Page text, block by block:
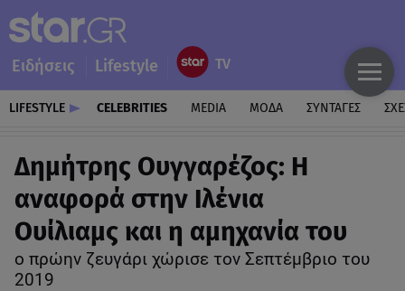
Ειδήσεις Lifestyle
LIFESTYLE CELEBRITIES MEDIA ΜΟΔΑ ΣΥΝΤΑΓΕΣ
Δημήτρης Ουγγαρέζος: Η
αναφορά στην Ιλένια
Ουίλιαμς και η αμηχανία του
ο πρώην ζευγάρι χώρισε τον Σεπτέμβριο του
2019